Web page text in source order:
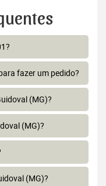
fazer um pedido?
(MG)?
(MG)?
(MG)?